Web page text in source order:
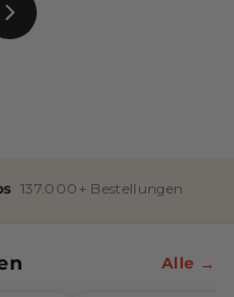
o
137.000+ Bestellungen
Alle →